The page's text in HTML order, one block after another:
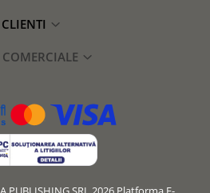
CLIENTI
COMERCIALE